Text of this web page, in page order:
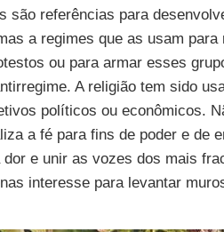
são referências para
a regimes que as usam
ou para armar esses
A religião tem sido
políticos ou econômicos.
a fé para fins de poder e de
e unir as vozes dos mais
interesse para levantar